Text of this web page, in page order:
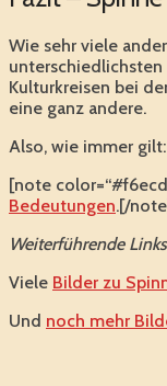
Wie sehr viele
unterschiedlichsten
Kulturkreisen bei
eine ganz andere.
Also, wie immer
[note
Bedeutungen.[/
Weiterführende
Viele Bilder zu
Und noch mehr